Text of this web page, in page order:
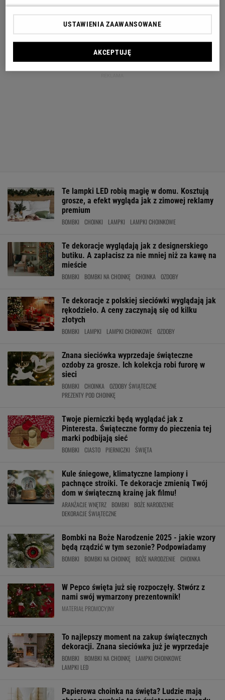
Te lampki LED robią magię w domu. Kosztują
grosze, a efekt wygląda jak z zimowej reklamy
premium
BOMBKI CHOINKI LAMPKI LAMPKI CHOINKOWE
Te dekoracje wyglądają jak z designerskiego
butiku. A zapłacisz za nie mniej niż za kawę na
mieście
BOMBKI BOMBKI NA CHOINKĘ CHOINKA OZDOBY
Te dekoracje z polskiej sieciówki wyglądają jak
rękodzieło. A ceny zaczynają się od kilku
złotych
BOMBKI LAMPKI LAMPKI CHOINKOWE OZDOBY
Znana sieciówka wyprzedaje świąteczne
ozdoby za grosze. Ich kolekcja robi furorę w
sieci
BOMBKI CHOINKA OZDOBY ŚWIĄTECZNE
PREZENTY POD CHOINKĘ
Twoje pierniczki będą wyglądać jak z
Pinteresta. Świąteczne formy do pieczenia tej
marki podbijają sieć
BOMBKI CIASTO PIERNICZKI ŚWIĘTA
Kule śniegowe, klimatyczne lampiony i
pachnące stroiki. Te dekoracje zmienią Twój
dom w świąteczną krainę jak filmu!
ARANŻACJE WNĘTRZ BOMBKI
BOŻE NARODZENIE
DEKORACJE ŚWIĄTECZNE
Bombki na Boże Narodzenie 2025 - jakie wzory
będą rządzić w tym sezonie? Podpowiadamy
BOMBKI BOMBKI NA CHOINKĘ BOŻE NARODZENIE CHOINKA
W Pepco święta już się rozpoczęły. Stwórz z
nami swój wymarzony prezentownik!
MATERIAŁ PROMOCYJNY
To najlepszy moment na zakup świątecznych
dekoracji. Znana sieciówka już je wyprzedaje
BOMBKI BOMBKI NA CHOINKĘ
LAMPKI CHOINKOWE
LAMPKI LED
Papierowa choinka na święta? Ludzie mają
USTAWIENIA ZAAWANSOWANE
AKCEPTUJĘ